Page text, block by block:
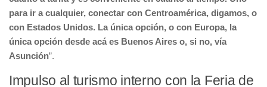
para ir a cualquier, conectar con Centroamérica, digamos, o
con Estados Unidos. La única opción, o con Europa, la
única opción desde acá es Buenos Aires o, si no, vía
Asunción”.
Impulso al turismo interno con la Feria de